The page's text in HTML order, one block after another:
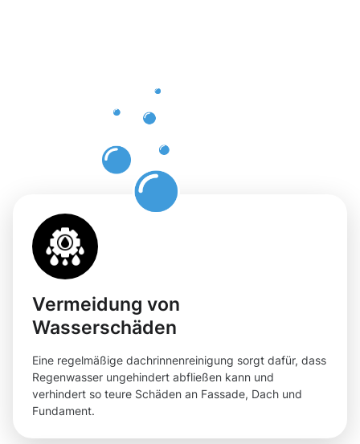
Vermeidung von
Wasserschäden
Eine regelmäßige dachrinnenreinigung sorgt dafür, dass
Regenwasser ungehindert abfließen kann und
verhindert so teure Schäden an Fassade, Dach und
Fundament.